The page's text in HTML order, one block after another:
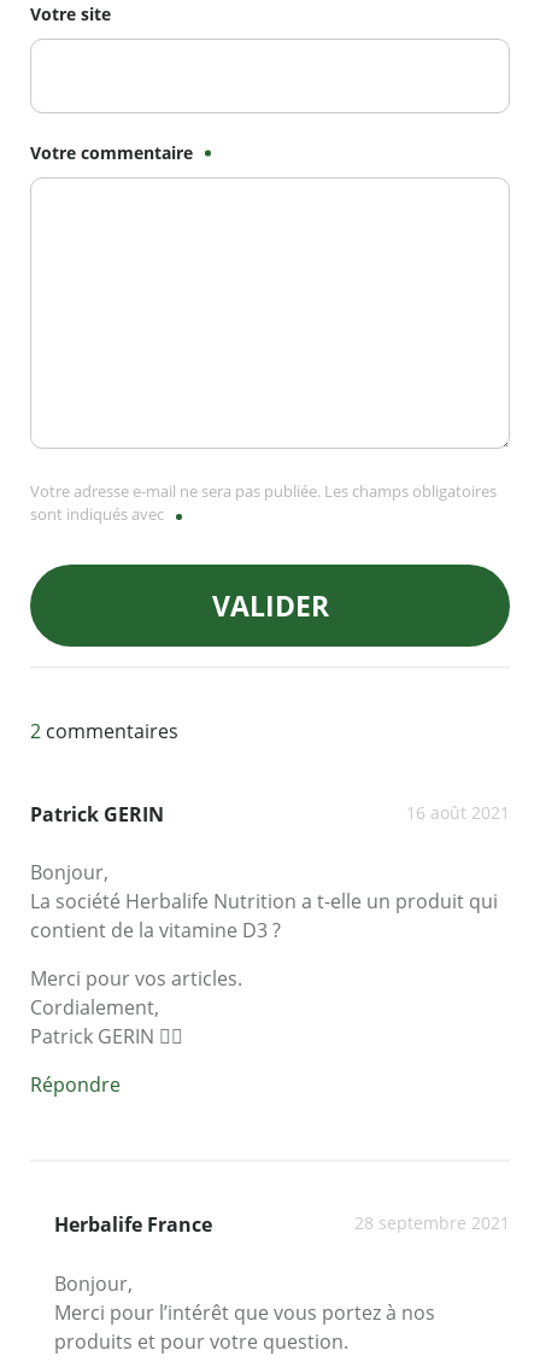
Votre site
Votre commentaire
Votre adresse e-mail ne sera pas publiée. Les champs obligatoires
sont indiqués avec
VALIDER
2 commentaires
Patrick GERIN 16 août 2021
Bonjour,
La société Herbalife Nutrition a t-elle un produit qui
contient de la vitamine D3 ?
Merci pour vos articles.
Cordialement,
Patrick GERIN 🧘‍♂️
Répondre
Herbalife France 28 septembre 2021
Bonjour,
Merci pour l’intérêt que vous portez à nos
produits et pour votre question.